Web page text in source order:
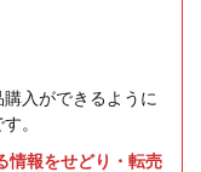
入ができるように
。
情報をせどり・転売